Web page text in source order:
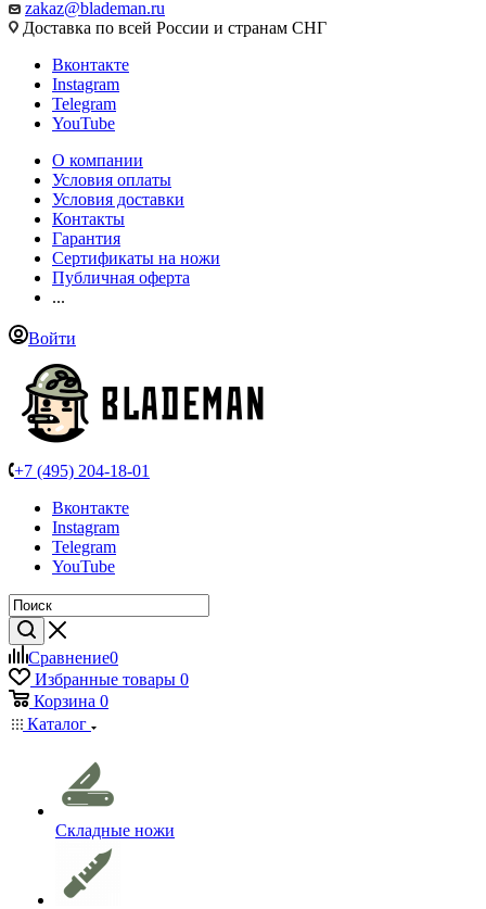
zakaz@blademan.ru
Доставка по всей России и странам СНГ
Вконтакте
Instagram
Telegram
YouTube
О компании
Условия оплаты
Условия доставки
Контакты
Гарантия
Сертификаты на ножи
Публичная оферта
...
Войти
+7 (495) 204-18-01
Вконтакте
Instagram
Telegram
YouTube
Сравнение0
Избранные товары 0
Корзина 0
Каталог
Складные ножи